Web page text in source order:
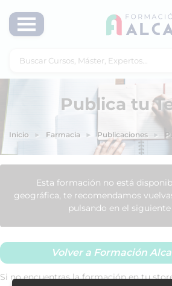
Publica tu
Inicio Farmacia Publicaciones
Esta formación no está
geográfica, te recomendamos
pulsando en el siguiente
Volver a Formación
Si no encuentras la formación en tu